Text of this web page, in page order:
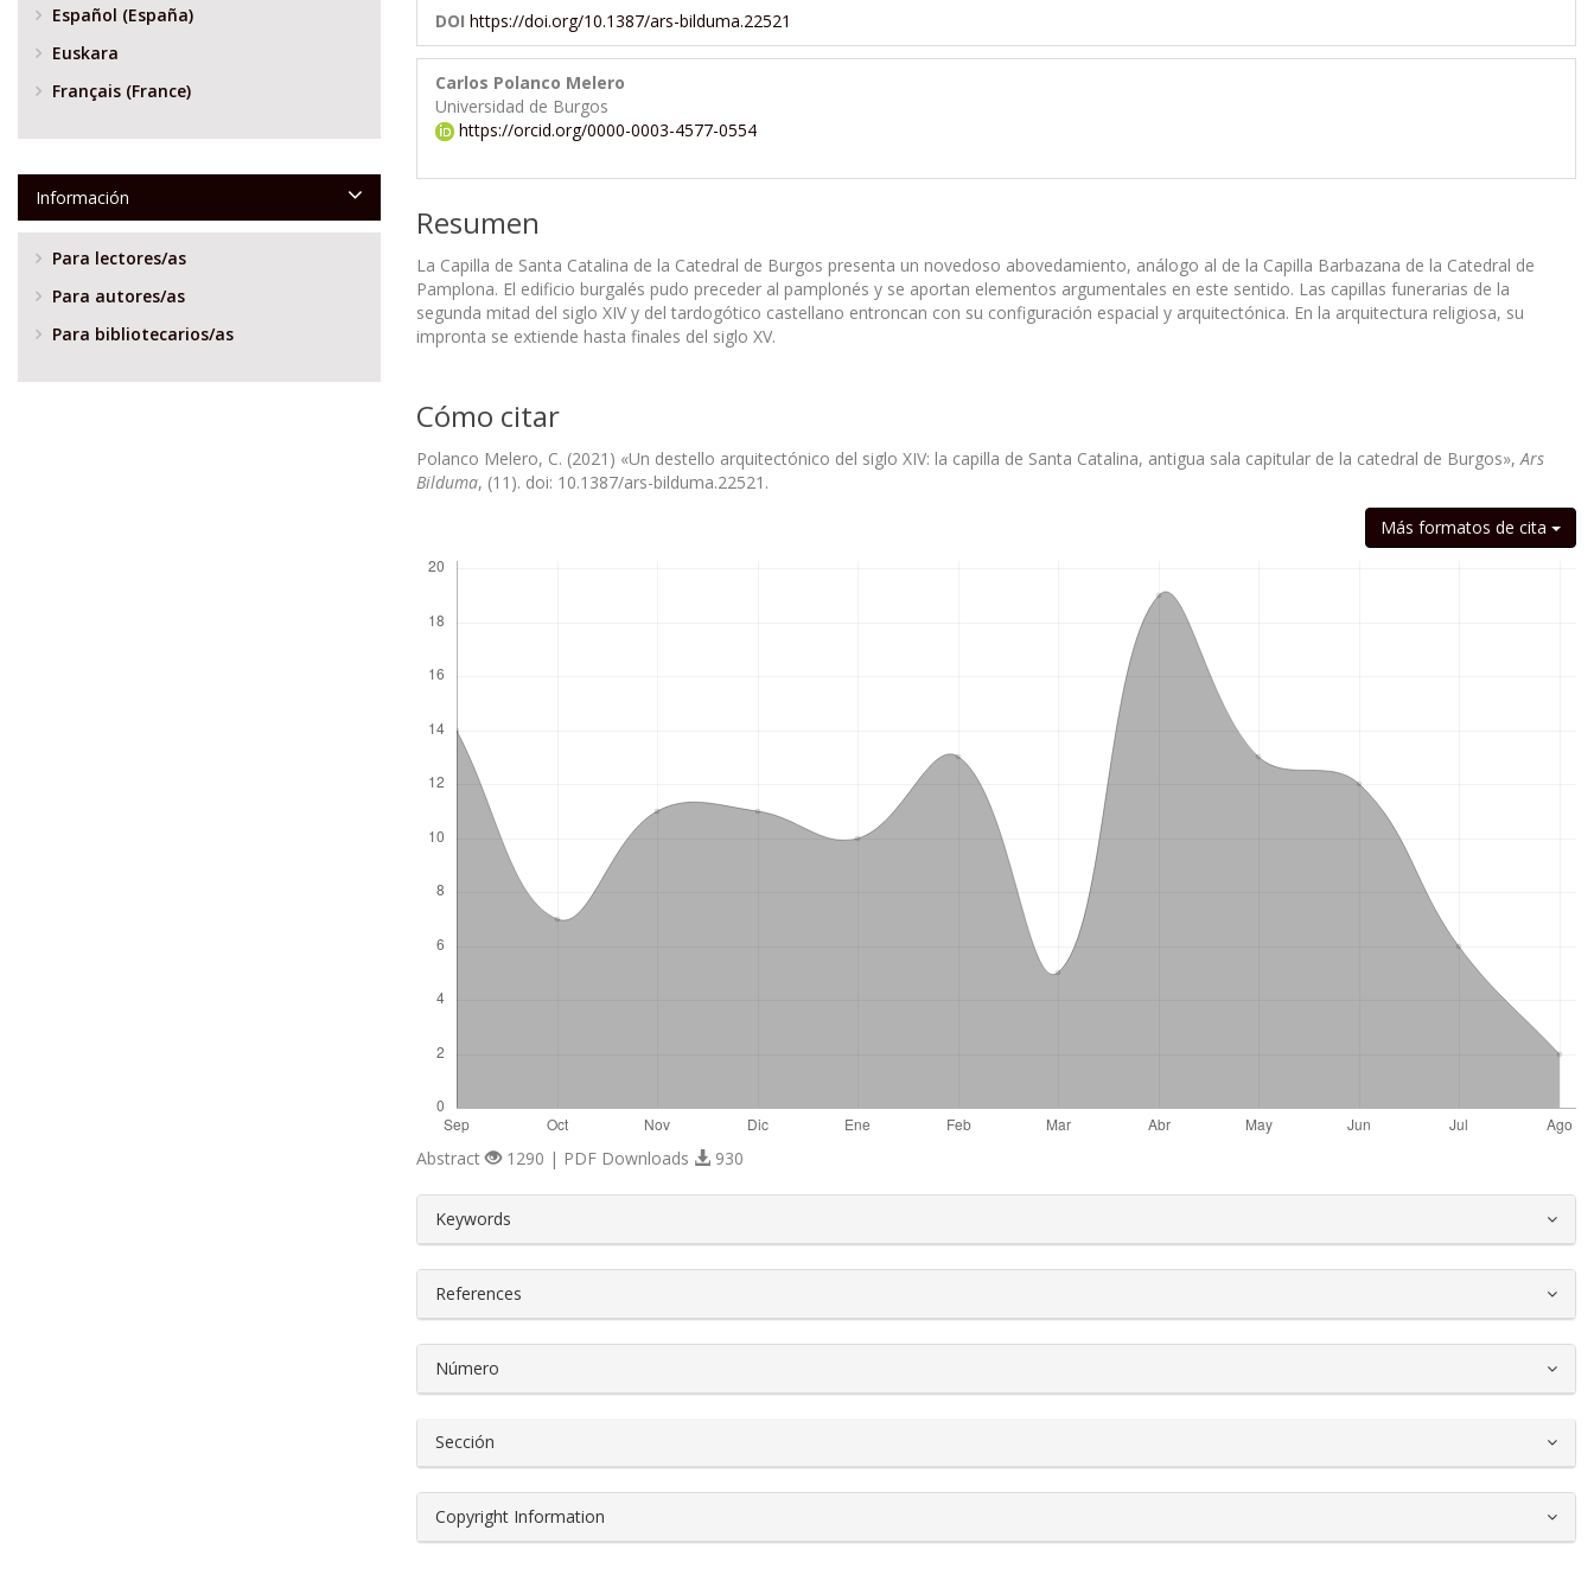
DOI https://doi.org/10.1387/ars-bilduma.22521
Carlos Polanco Melero
Universidad de Burgos
https://orcid.org/0000-0003-4577-0554
Resumen
La Capilla de Santa Catalina de la Catedral de Burgos presenta un novedoso abovedamiento, análogo al de la Capilla Barbazana de la Catedral de
Pamplona. El edificio burgalés pudo preceder al pamplonés y se aportan elementos argumentales en este sentido. Las capillas funerarias de la
segunda mitad del siglo XIV y del tardogótico castellano entroncan con su configuración espacial y arquitectónica. En la arquitectura religiosa, su
impronta se extiende hasta finales del siglo XV.
Cómo citar
Polanco Melero, C. (2021) «Un destello arquitectónico del siglo XIV: la capilla de Santa Catalina, antigua sala capitular de la catedral de Burgos»,Ars
Bilduma, (11). doi: 10.1387/ars-bilduma.22521.
Más formatos de cita
Abstract 1290 | PDF Downloads 930
##plugins.themes.bootstrap3.article.details##
Keywords
References
Número
Sección
Copyright Information
Español (España)
Euskara
Français (France)
Información
Para lectores/as
Para autores/as
Para bibliotecarios/as